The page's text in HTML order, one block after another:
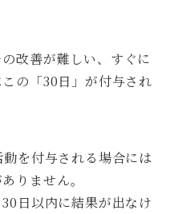
改善が難しい、すぐに
の「30日」が付与され
を付与される場合には
りません。
日以内に結果が出なけ